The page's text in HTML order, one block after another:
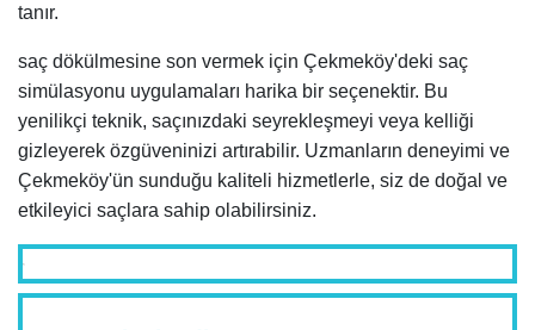
tanır.
saç dökülmesine son vermek için Çekmeköy'deki saç
simülasyonu uygulamaları harika bir seçenektir. Bu
yenilikçi teknik, saçınızdaki seyrekleşmeyi veya kelliği
gizleyerek özgüveninizi artırabilir. Uzmanların deneyimi ve
Çekmeköy'ün sunduğu kaliteli hizmetlerle, siz de doğal ve
etkileyici saçlara sahip olabilirsiniz.